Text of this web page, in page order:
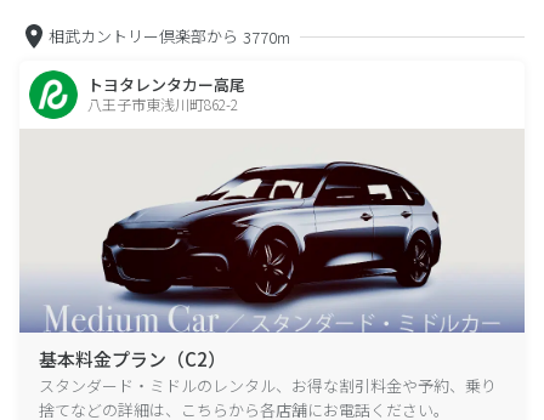
相武カントリー倶楽部から 3770m
トヨタレンタカー高尾
八王子市東浅川町862-2
基本料金プラン（C2）
スタンダード・ミドルのレンタル、お得な割引料金や予約、乗り
捨てなどの詳細は、こちらから各店舗にお電話ください。